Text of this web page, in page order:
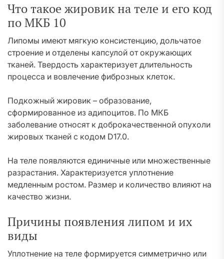
Что такое жировик на теле и его код
по МКБ 10
Липомы имеют мягкую консистенцию, дольчатое
строение и отделены капсулой от окружающих
тканей. Твердость характеризует длительность
процесса и вовлечение фиброзных клеток.
Подкожный жировик – образование,
сформированное из адипоцитов. По МКБ
заболевание относят к доброкачественной опухоли
жировых тканей с кодом D17.0.
На теле появляются единичные или множественные
разрастания. Характеризуется уплотнение
медленным ростом. Размер и количество влияют на
качество жизни.
Причины появления липом и их
виды
Уплотнение на теле формируется симметрично или